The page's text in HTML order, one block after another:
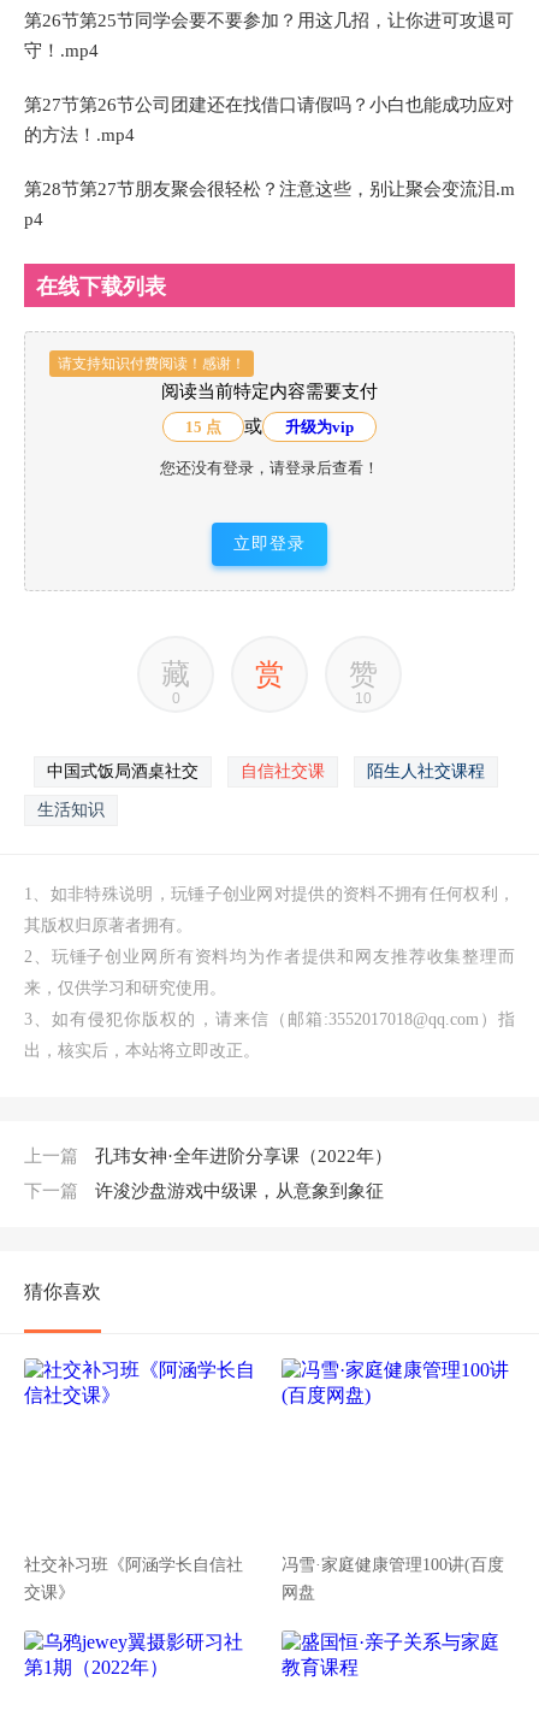
第26节第25节同学会要不要参加？用这几招，让你进可攻退可
守！.mp4
第27节第26节公司团建还在找借口请假吗？小白也能成功应对
的方法！.mp4
第28节第27节朋友聚会很轻松？注意这些，别让聚会变流泪.m
p4
在线下载列表
请支持知识付费阅读！感谢！
阅读当前特定内容需要支付
15 点 或 升级为vip
您还没有登录，请登录后查看！
立即登录
藏
0
赏 赞
10
中国式饭局酒桌社交 自信社交课 陌生人社交课程
生活知识
1、如非特殊说明，玩锤子创业网对提供的资料不拥有任何权利，
其版权归原著者拥有。
2、玩锤子创业网所有资料均为作者提供和网友推荐收集整理而
来，仅供学习和研究使用。
3、如有侵犯你版权的，请来信（邮箱:3552017018@qq.com）指
出，核实后，本站将立即改正。
上一篇
孔玮女神·全年进阶分享课（2022年）
下一篇
许浚沙盘游戏中级课，从意象到象征
猜你喜欢
社交补习班《阿涵学长自信社
交课》
冯雪·家庭健康管理100讲(百度
网盘